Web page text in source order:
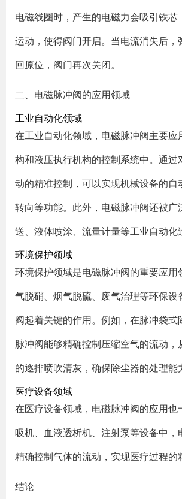
电磁线圈时，产生的电磁力会吸引铁芯
运动，使得阀门开启。当电流消失后，
回原位，阀门再次关闭。
二、电磁脉冲阀的应用领域
工业自动化领域
在工业自动化领域，电磁脉冲阀主要应
构和液压执行机构的控制系统中。通过
动的精准控制，可以实现机械设备的自
转向等功能。此外，电磁脉冲阀还被广
送、液体喷涂、流量计量等工业自动化
环境保护领域
环境保护领域是电磁脉冲阀的重要应用
气脱硝、烟气脱硫、废气治理等环保设
阀起着关键的作用。例如，在脉冲袋式
脉冲阀能够精确控制压缩空气的流动，
的逐排喷吹清灰，确保除尘器的处理能
医疗设备领域
在医疗设备领域，电磁脉冲阀的应用也
吸机、血液透析机、注射泵等设备中，
精确控制气体的流动，实现医疗过程的
结论